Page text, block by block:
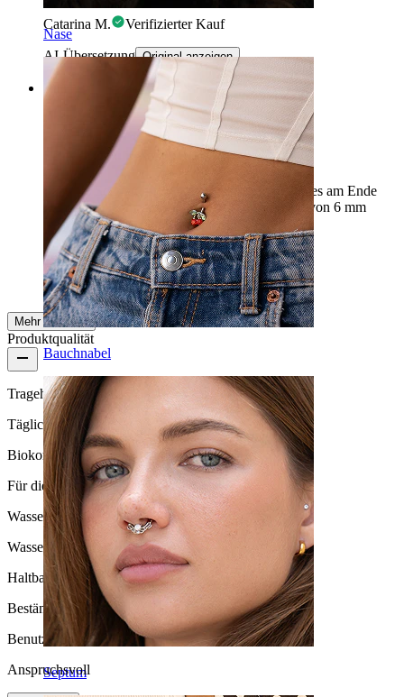
Nase
Bauchnabel
Septum
Catarina M. Verifizierter Kauf
AI-Übersetzung Original anzeigen
Rating
Schwierig zu installieren
Schönes Schmuckstück, aber leider konnte ich es am Ende
nicht installieren. Ich habe einen Durchmesser von 6 mm
bestellt.
Sera Verifizierter Kauf
AI-Übersetzung Original anzeigen
Mehr ansehen
Produktqualität
Tragehäufigkeit
Tägliches Tragen
Biokompatibilität
Für die meisten Hauttypen
Wasserbeständigkeit
Wasserfest
Haltbarkeit
Beständig
Benutzerfreundlichkeit
Anspruchsvoll